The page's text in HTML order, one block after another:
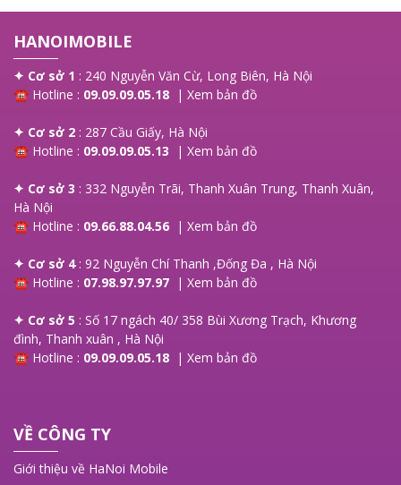
HANOIMOBILE
✦ Cơ sở 1 : 240 Nguyễn Văn Cừ, Long Biên, Hà Nội
☎ Hotline : 09.09.09.05.18 | Xem bản đồ
✦ Cơ sở 2 : 287 Cầu Giấy, Hà Nội
☎ Hotline : 09.09.09.05.13 | Xem bản đồ
✦ Cơ sở 3 : 332 Nguyễn Trãi, Thanh Xuân Trung, Thanh Xuân,
Hà Nội
☎ Hotline : 09.66.88.04.56 | Xem bản đồ
✦ Cơ sở 4: 92 Nguyễn Chí Thanh ,Đống Đa , Hà Nội
☎ Hotline : 07.98.97.97.97 | Xem bản đồ
✦ Cơ sở 5 : Số 17 ngách 40/ 358 Bùi Xương Trạch, Khương
đình, Thanh xuân , Hà Nội
☎ Hotline : 09.09.09.05.18 | Xem bản đồ
VỀ CÔNG TY
Giới thiệu về HaNoi Mobile